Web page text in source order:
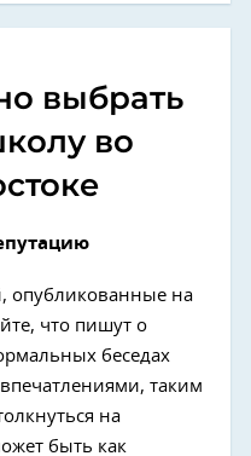
выбрать
во
опубликованные на
что пишут о
беседах
таким
на
быть как